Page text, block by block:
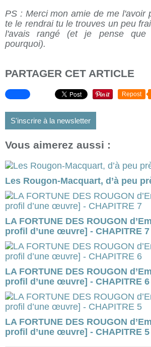
PS : Merci mon amie de me l'avoir
te le rendrai tu le trouves un peu
l'avais rangé (et je pense que
pourquoi).
PARTAGER CET ARTICLE
Repost
S'inscrire à la newsletter
Vous aimerez aussi :
Les Rougon-Macquart, d’à peu
LA FORTUNE DES ROUGON
profil d’une œuvre] - CHAPITRE 7
LA FORTUNE DES ROUGON
profil d’une œuvre] - CHAPITRE 6
LA FORTUNE DES ROUGON
profil d’une œuvre] - CHAPITRE 5